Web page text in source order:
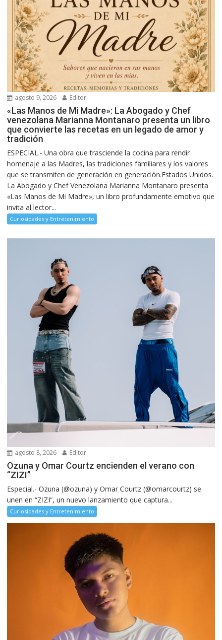
agosto 9, 2026 Editor
«Las Manos de Mi Madre»: La Abogado y Chef
venezolana Marianna Montanaro presenta un libro
que convierte las recetas en un legado de amor y
tradición
ESPECIAL.- Una obra que trasciende la cocina para rendir
homenaje a las Madres, las tradiciones familiares y los valores
que se transmiten de generación en generación.Estados Unidos.
La Abogado y Chef Venezolana Marianna Montanaro presenta
«Las Manos de Mi Madre», un libro profundamente emotivo que
invita al lector...
Curiosidades y Entretenimiento
agosto 8, 2026 Editor
Ozuna y Omar Courtz encienden el verano con
“ZIZI”
Especial.- Ozuna (@ozuna) y Omar Courtz (@omarcourtz) se
unen en “ZIZI”, un nuevo lanzamiento que captura...
Curiosidades y Entretenimiento